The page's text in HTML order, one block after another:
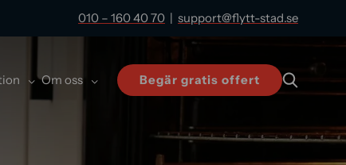
010 – 160 40 70 | support@flytt-stad.se
Om oss Begär gratis offert